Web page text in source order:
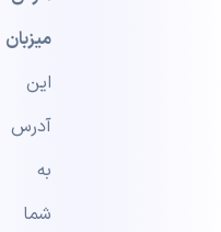
میزبان
این
آدرس
به
شما